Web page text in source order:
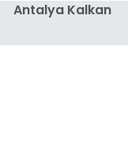
Antalya Kalkan